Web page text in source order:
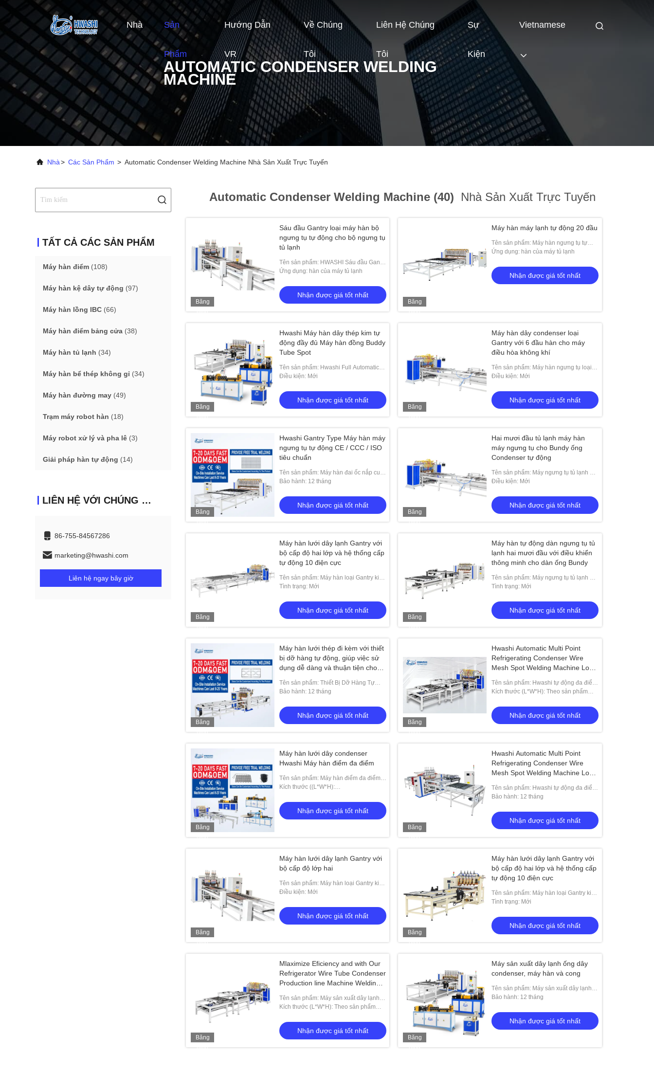
Nhà Sản
Phẩm
Hướng Dẫn
VR
Về Chúng
Tôi
Liên Hệ Chúng
Tôi
Sự
Kiện
Vietnamese
AUTOMATIC CONDENSER WELDING
MACHINE
Nhà> Các Sản Phẩm > Automatic Condenser Welding Machine Nhà Sản Xuất Trực Tuyến
TẤT CẢ CÁC SẢN PHẨM
Máy hàn điểm (108)
Máy hàn kệ dây tự động (97)
Máy hàn lồng IBC (66)
Máy hàn điểm bảng cửa (38)
Máy hàn tủ lạnh (34)
Máy hàn bể thép không gỉ (34)
Máy hàn đường may (49)
Trạm máy robot hàn (18)
Máy robot xử lý và pha lê (3)
Giải pháp hàn tự động (14)
LIÊN HỆ VỚI CHÚNG TÔI
86-755-84567286
marketing@hwashi.com
Liên hệ ngay bây giờ
Automatic Condenser Welding Machine (40) Nhà Sản Xuất Trực Tuyến
Băng
hình
Sáu đầu Gantry loại máy hàn bộ
ngưng tụ tự động cho bộ ngưng tụ
tủ lạnh
Tên sản phẩm: HWASHI Sáu đầu Gantry
loại máy hàn máy gia cố tự động cho
Ứng dụng: hàn của máy tủ lạnh
Nhận được giá tốt nhất
Băng
hình
Máy hàn máy lạnh tự động 20 đầu
Tên sản phẩm: Máy hàn ngưng tụ tự
động loại hai mươi đầu HWASHI cho
Ứng dụng: hàn của máy tủ lạnh
Nhận được giá tốt nhất
Băng
hình
Hwashi Máy hàn dây thép kim tự
động đầy đủ Máy hàn đồng Buddy
Tube Spot
Tên sản phẩm: Hwashi Full Automatic
Steel Wire Mesh Condenser Đồng
Điều kiện: Mới
Nhận được giá tốt nhất
Băng
hình
Máy hàn dây condenser loại
Gantry với 6 đầu hàn cho máy
điều hòa không khí
Tên sản phẩm: Máy hàn ngưng tụ loại
Hwashi Gantry với 6 đầu hàn cho điều
Điều kiện: Mới
Nhận được giá tốt nhất
Băng
hình
Hwashi Gantry Type Máy hàn máy
ngưng tụ tự động CE / CCC / ISO
tiêu chuẩn
Tên sản phẩm: Máy hàn đai ốc nắp cuối
bình chứa khí đốt ô tô Hwashi
Bảo hành: 12 tháng
Nhận được giá tốt nhất
Băng
hình
Hai mươi đầu tủ lạnh máy hàn
máy ngưng tụ cho Bundy ống
Condenser tự động
Tên sản phẩm: Máy ngưng tụ tủ lạnh hai
mươi đầu Máy hàn tự động cho máy
Điều kiện: Mới
Nhận được giá tốt nhất
Băng
hình
Máy hàn lưới dây lạnh Gantry với
bộ cấp độ hai lớp và hệ thống cấp
tự động 10 điện cực
Tên sản phẩm: Máy hàn loại Gantry kiểu
tủ lạnh dây lưới với bộ cấp độ lớp hai
Tình trạng: Mới
Nhận được giá tốt nhất
Băng
hình
Máy hàn tự động dàn ngưng tụ tủ
lạnh hai mươi đầu với điều khiển
thông minh cho dàn ống Bundy
Tên sản phẩm: Máy ngưng tụ tủ lạnh hai
mươi đầu Máy hàn tự động cho máy
Tình trạng: Mới
Nhận được giá tốt nhất
Băng
hình
Máy hàn lưới thép đi kèm với thiết
bị dỡ hàng tự động, giúp việc sử
dụng dễ dàng và thuận tiện cho
Tên sản phẩm: Thiết Bị Dỡ Hàng Tự
Động để Vận Hành Dễ Dàng Máy Hàn
Bảo hành: 12 tháng
Nhận được giá tốt nhất
Băng
hình
Hwashi Automatic Multi Point
Refrigerating Condenser Wire
Mesh Spot Welding Machine Low
Tên sản phẩm: Hwashi tự động đa điểm
làm lạnh dây điện
Kích thước (L*W*H): Theo sản phẩm
Nhận được giá tốt nhất
Băng
hình
Máy hàn lưới dây condenser
Hwashi Máy hàn điểm đa điểm
Tên sản phẩm: Máy hàn điểm đa điểm
Hwashi Tủ lạnh Condenser Wire Mesh
Kích thước ((L*W*H):
Nhận được giá tốt nhất
Băng
hình
Hwashi Automatic Multi Point
Refrigerating Condenser Wire
Mesh Spot Welding Machine Low
Tên sản phẩm: Hwashi tự động đa điểm
làm lạnh dây điện
Bảo hành: 12 tháng
Nhận được giá tốt nhất
Băng
hình
Máy hàn lưới dây lạnh Gantry với
bộ cấp độ lớp hai
Tên sản phẩm: Máy hàn loại Gantry kiểu
tủ lạnh dây lưới với bộ cấp độ lớp hai
Điều kiện: Mới
Nhận được giá tốt nhất
Băng
hình
Máy hàn lưới dây lạnh Gantry với
bộ cấp độ hai lớp và hệ thống cấp
tự động 10 điện cực
Tên sản phẩm: Máy hàn loại Gantry kiểu
tủ lạnh dây lưới với bộ cấp độ lớp hai
Tình trạng: Mới
Nhận được giá tốt nhất
Băng
hình
Mlaximize Eficiency and with Our
Refrigerator Wire Tube Condenser
Production line Machine Welding
Tên sản phẩm: Máy sản xuất dây lạnh
ống dây condenser, máy hàn và cong
Kích thước (L*W*H): Theo sản phẩm
Nhận được giá tốt nhất
Băng
hình
Máy sản xuất dây lạnh ống dây
condenser, máy hàn và cong
Tên sản phẩm: Máy sản xuất dây lạnh
ống dây condenser, máy hàn và cong
Bảo hành: 12 tháng
Nhận được giá tốt nhất